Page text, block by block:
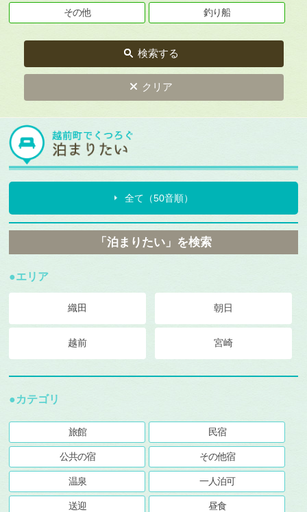
その他 釣り船
検索する
クリア
全て（50音順）
「泊まりたい」を検索
●エリア
織田 朝日
越前 宮崎
●カテゴリ
旅館 民宿
公共の宿 その他宿
温泉 一人泊可
送迎 昼食